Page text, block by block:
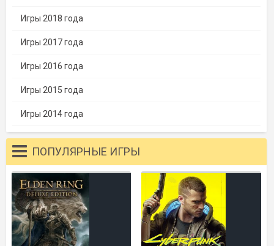
Игры 2018 года
Игры 2017 года
Игры 2016 года
Игры 2015 года
Игры 2014 года
ПОПУЛЯРНЫЕ ИГРЫ